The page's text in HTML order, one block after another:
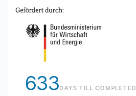
633DAYS TILL COMPLETED